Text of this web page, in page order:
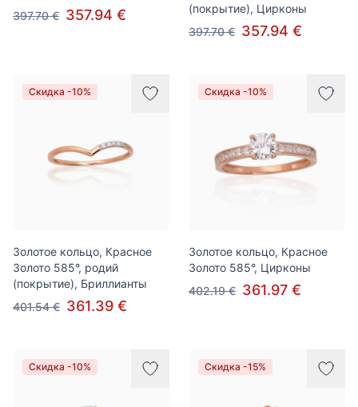
397.70 € 357.94 €
(покрытие), Цирконы
397.70 € 357.94 €
Скидка -10%
Золотое кольцо, Красное
Золото 585°, родий
(покрытие), Бриллианты
401.54 € 361.39 €
Скидка -10%
Золотое кольцо, Красное
Золото 585°, Цирконы
402.19 € 361.97 €
Скидка -10% Скидка -15%